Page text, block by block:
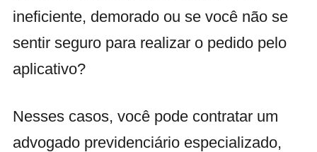
ineficiente, demorado ou se você não se
sentir seguro para realizar o pedido pelo
aplicativo?
Nesses casos, você pode contratar um
advogado previdenciário especializado,